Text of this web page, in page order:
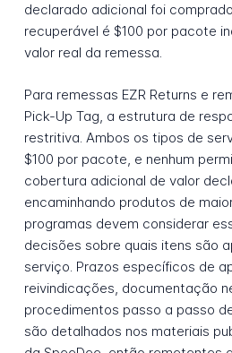
declarado adicional foi
recuperável é $100 por pacote
valor real da remessa.
Para remessas EZR Returns e
Pick-Up Tag, a estrutura de
restritiva. Ambos os tipos de
$100 por pacote, e nenhum
cobertura adicional de valor
encaminhando produtos de
programas devem considerar
decisões sobre quais itens são
serviço. Prazos específicos de
reivindicações, documentação
procedimentos passo a passo
são detalhados nos materiais